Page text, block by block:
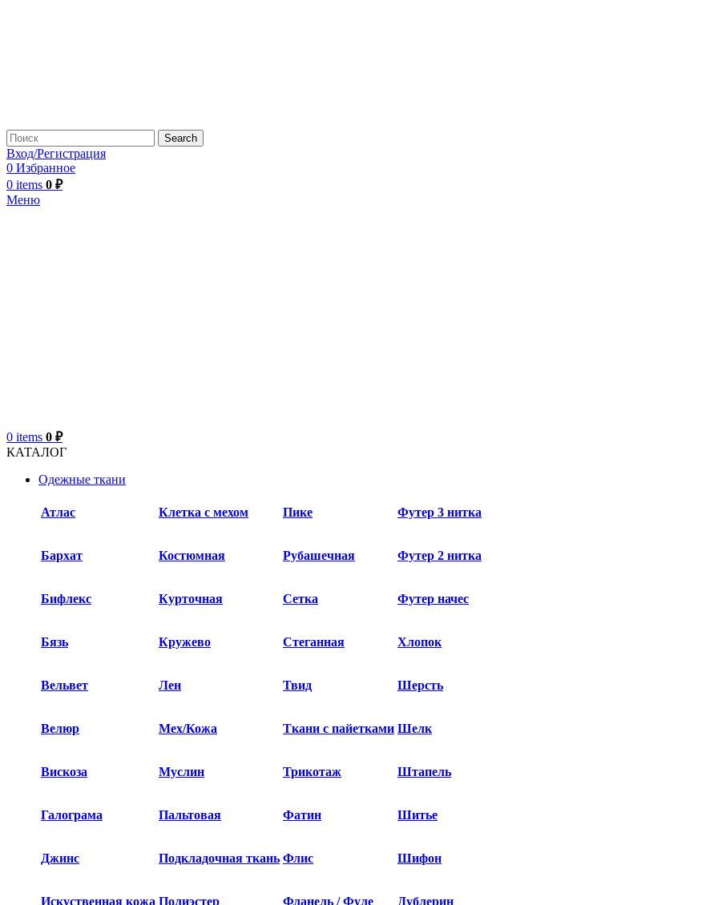
Search
Вход/Регистрация
0 Избранное
0 items 0 ₽
Меню
0 items 0 ₽
КАТАЛОГ
Одежные ткани
Атлас Клетка с мехом Пике Футер 3 нитка
Бархат​ Костюмная Рубашечная Футер 2 нитка
Бифлекс Курточная Сетка Футер начес
Бязь Кружево Стеганная Хлопок
Вельвет Лен Твид Шерсть
Велюр Мех/Кожа Ткани с пайетками Шелк
Вискоза Муслин Трикотаж Штапель
Галограма Пальтовая Фатин Шитье
Джинс Подкладочная ткань Флис Шифон
Искуственная кожа Полиэстер Фланель / Фуле Дублерин